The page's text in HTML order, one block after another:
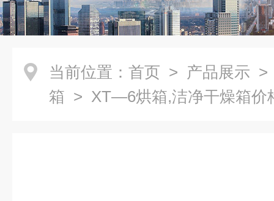
当前位置： 首页 > 产品展示
箱 > XT—6烘箱,洁净干燥箱价